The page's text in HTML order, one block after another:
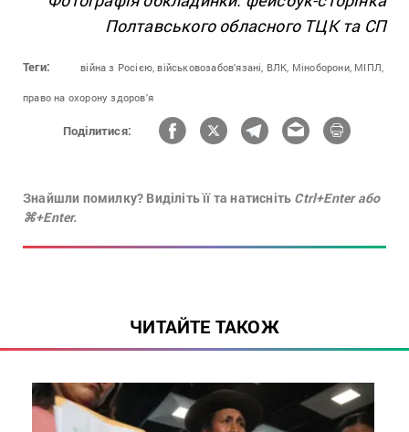
Полтавського обласного ТЦК та СП
Теги: війна з Росією, військовозабов'язані, ВЛК, Міноборони, МІПЛ,
право на охорону здоров'я
Поділитися:
Знайшли помилку? Виділіть її та натисніть Ctrl+Enter або
⌘+Enter.
ЧИТАЙТЕ ТАКОЖ